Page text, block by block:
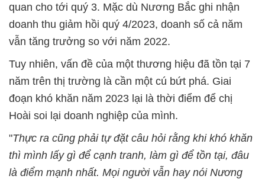
quan cho tới quý 3. Mặc dù Nương Bắc ghi nhận
doanh thu giảm hồi quý 4/2023, doanh số cả năm
vẫn tăng trưởng so với năm 2022.
Tuy nhiên, vấn đề của một thương hiệu đã tồn tại 7
năm trên thị trường là cần một cú bứt phá. Giai
đoạn khó khăn năm 2023 lại là thời điểm để chị
Hoài soi lại doanh nghiệp của mình.
"Thực ra cũng phải tự đặt câu hỏi rằng khi khó khăn
thì mình lấy gì để cạnh tranh, làm gì để tồn tại, đâu
là điểm mạnh nhất. Mọi người vẫn hay nói Nương